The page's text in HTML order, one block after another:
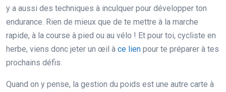
y a aussi des techniques à inculquer pour développer ton
endurance. Rien de mieux que de te mettre à la marche
rapide, à la course à pied ou au vélo ! Et pour toi, cycliste en
herbe, viens donc jeter un œil à ce lien pour te préparer à tes
prochains défis.
Quand on y pense, la gestion du poids est une autre carte à